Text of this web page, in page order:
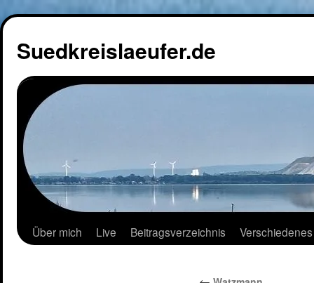
Suedkreislaeufer.de
Über mich Live Beitragsverzeichnis Verschiedenes